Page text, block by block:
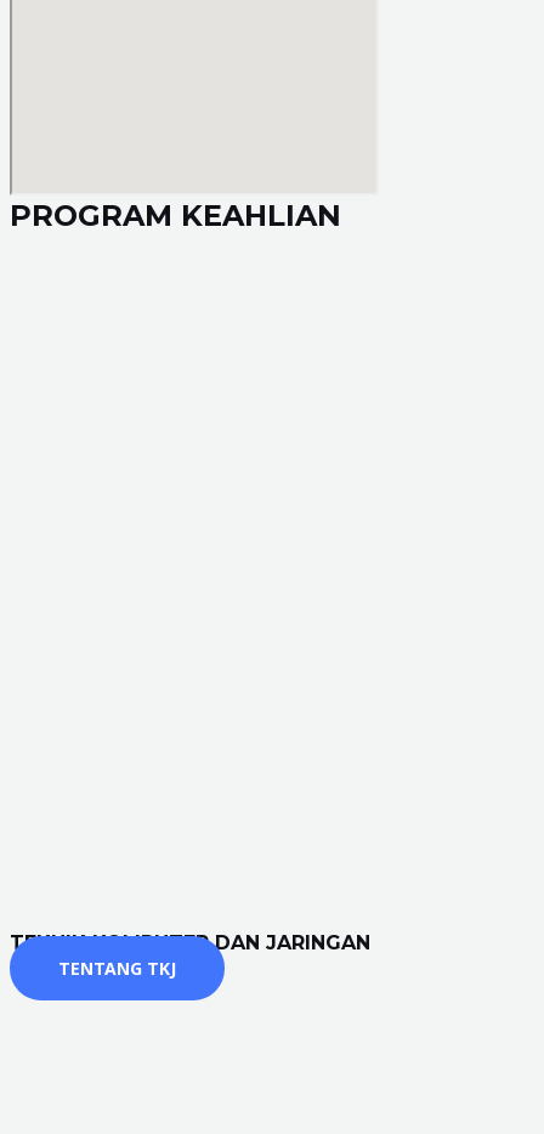
PROGRAM KEAHLIAN
TEKNIK KOMPUTER DAN JARINGAN
TENTANG TKJ